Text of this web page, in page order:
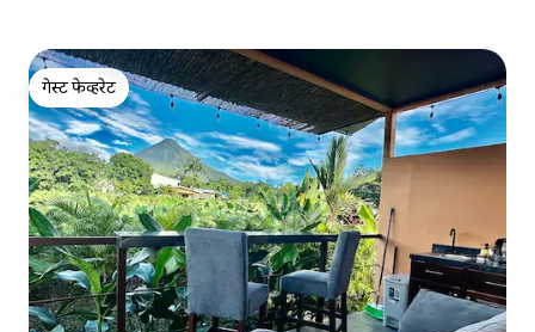
गेस्ट फेव्हरेट
गेस्ट फेव्हरेट